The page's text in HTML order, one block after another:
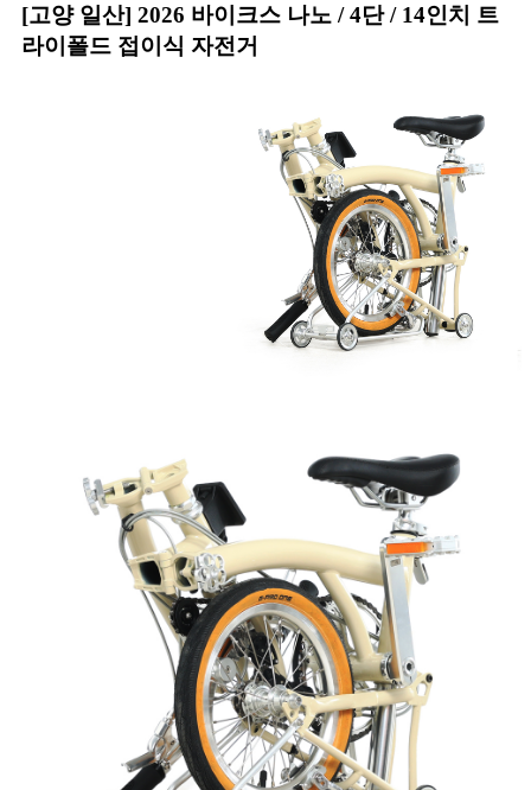
[고양 일산] 2026 바이크스 나노 / 4단 / 14인치 트
라이폴드 접이식 자전거